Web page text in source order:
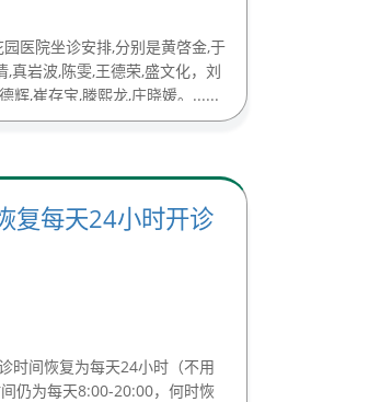
医院坐诊安排,分别是黄啓金,于
,真岩波,陈雯,王德荣,盛文化，刘
辉,崔存宝,滕熙龙,庄晓媛。......
复每天24小时开诊
时间恢复为每天24小时（不用
仍为每天8:00-20:00，何时恢